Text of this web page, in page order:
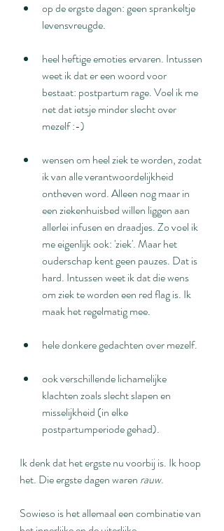
op de ergste dagen: geen sprankeltje
levensvreugde.
heel heftige emoties ervaren. Intussen
weet ik dat er een woord voor
bestaat: postpartum rage. Voel ik me
net dat ietsje minder slecht over
mezelf :-)
wensen om heel ziek te worden, zodat
ik van alle verantwoordelijkheid
ontheven word. Alleen nog maar in
een ziekenhuisbed willen liggen aan
allerlei infusen en draadjes. Zo voel ik
me eigenlijk ook: 'ziek'. Maar het
ouderschap kent geen pauzes. Dat is
hard. Intussen weet ik dat die wens
om ziek te worden een red flag is. Ik
maak het regelmatig mee.
hele donkere gedachten over mezelf.
ook verschillende lichamelijke
klachten zoals slecht slapen en
misselijkheid (in elke
postpartumperiode gehad).
Ik denk dat het ergste nu voorbij is. Ik hoop
het. Die ergste dagen waren rauw.
Sowieso is het allemaal een combinatie van